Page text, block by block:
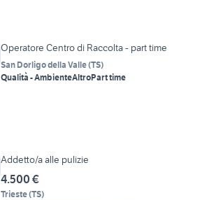
Operatore Centro di Raccolta - part time
San Dorligo della Valle(TS)
Qualità - AmbienteAltroPart time
Addetto/a alle pulizie
4.500 €
Trieste(TS)